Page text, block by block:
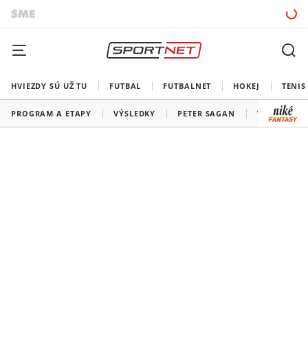
HVIEZDY SÚ UŽ TU FUTBAL FUTBALNET HOKEJ TENIS
PROGRAM A ETAPY VÝSLEDKY PETER SAGAN VŠETKY